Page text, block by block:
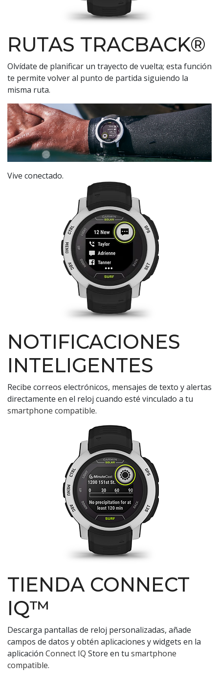
RUTAS TRACBACK®
Olvídate de planificar un trayecto de vuelta; esta función
te permite volver al punto de partida siguiendo la
misma ruta.
Vive conectado.
NOTIFICACIONES
INTELIGENTES
Recibe correos electrónicos, mensajes de texto y alertas
directamente en el reloj cuando esté vinculado a tu
smartphone compatible.
TIENDA CONNECT
IQ™
Descarga pantallas de reloj personalizadas, añade
campos de datos y obtén aplicaciones y widgets en la
aplicación Connect IQ Store en tu smartphone
compatible.